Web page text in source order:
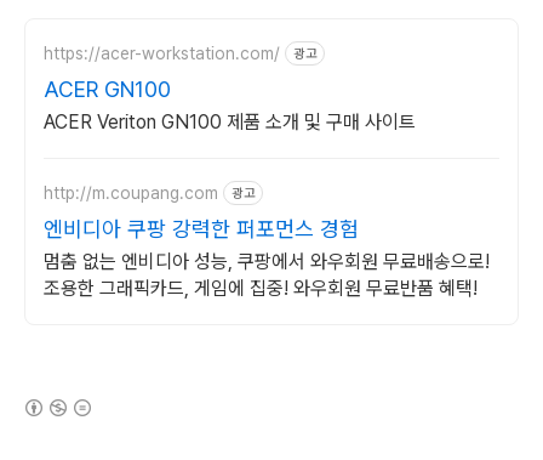
https://acer-workstation.com/ 광고
ACER GN100
ACER Veriton GN100 제품 소개 및 구매 사이트
http://m.coupang.com 광고
엔비디아 쿠팡 강력한 퍼포먼스 경험
멈춤 없는 엔비디아 성능, 쿠팡에서 와우회원 무료배송으로!
조용한 그래픽카드, 게임에 집중! 와우회원 무료반품 혜택!